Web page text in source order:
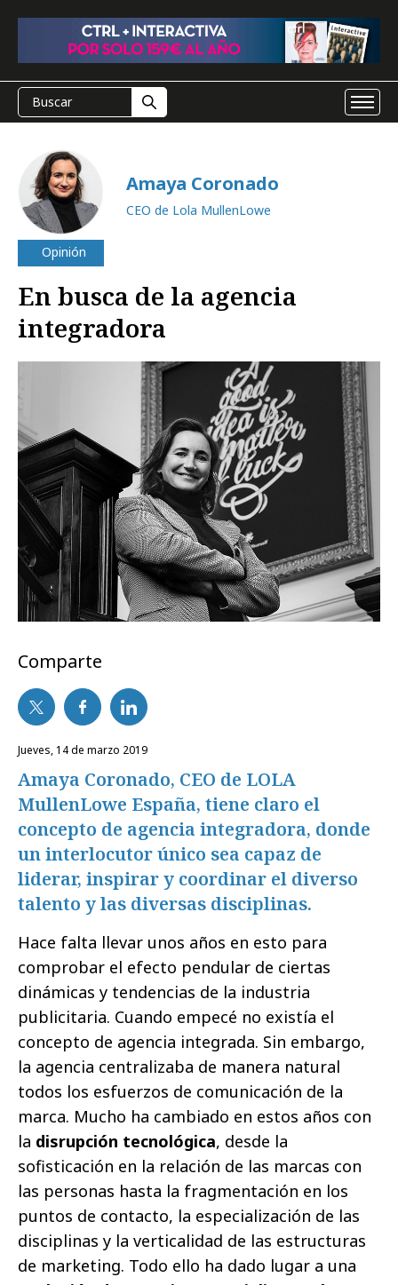
Amaya Coronado
CEO de Lola MullenLowe
Opinión
En busca de la agencia
integradora
Comparte
jueves, 14 de marzo 2019
Amaya Coronado, CEO de LOLA
MullenLowe España, tiene claro el
concepto de agencia integradora, donde
un interlocutor único sea capaz de
liderar, inspirar y coordinar el diverso
talento y las diversas disciplinas.
Hace falta llevar unos años en esto para
comprobar el efecto pendular de ciertas
dinámicas y tendencias de la industria
publicitaria. Cuando empecé no existía el
concepto de agencia integrada. Sin embargo,
la agencia centralizaba de manera natural
todos los esfuerzos de comunicación de la
marca. Mucho ha cambiado en estos años con
la disrupción tecnológica, desde la
sofisticación en la relación de las marcas con
las personas hasta la fragmentación en los
puntos de contacto, la especialización de las
disciplinas y la verticalidad de las estructuras
de marketing. Todo ello ha dado lugar a una